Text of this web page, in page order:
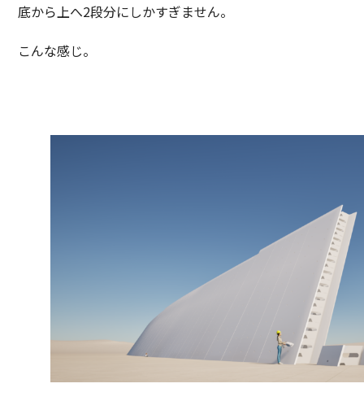
底から上へ2段分にしかすぎません。
こんな感じ。